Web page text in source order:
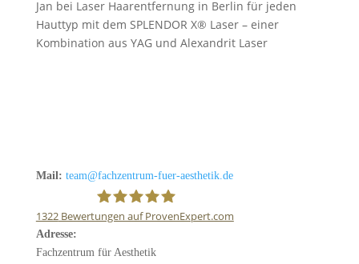
Jan bei Laser Haarentfernung in Berlin für jeden
Hauttyp mit dem SPLENDOR X® Laser – einer
Kombination aus YAG und Alexandrit Laser
Mail: team@fachzentrum-fuer-aesthetik.de
Fachzentrum für Ästhetik
1322Bewertungen auf ProvenExpert.com
Adresse:
Fachzentrum für Aesthetik